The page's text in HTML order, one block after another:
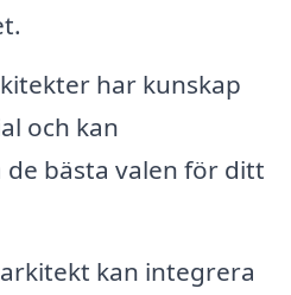
har kunskap
och kan
bästa valen för ditt
kan integrera